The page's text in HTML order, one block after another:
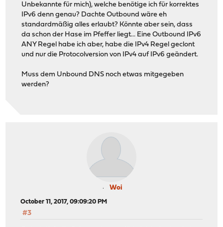
Unbekannte für mich), welche benötige ich für korrektes
IPv6 denn genau? Dachte Outbound wäre eh
standardmäßig alles erlaubt? Könnte aber sein, dass
da schon der Hase im Pfeffer liegt... Eine Outbound IPv6
ANY Regel habe ich aber, habe die IPv4 Regel geclont
und nur die Protocolversion von IPv4 auf IPv6 geändert.
Muss dem Unbound DNS noch etwas mitgegeben
werden?
Woi
October 11, 2017, 09:09:20 PM
#3